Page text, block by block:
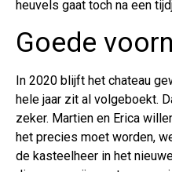
heuvels gaat toch na een
Goede
In 2020 blijft het chateau
hele jaar zit al volgeboekt.
zeker. Martien en Erica
het precies moet worden,
de kasteelheer in het